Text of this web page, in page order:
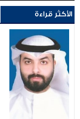
الأكثر قراءة